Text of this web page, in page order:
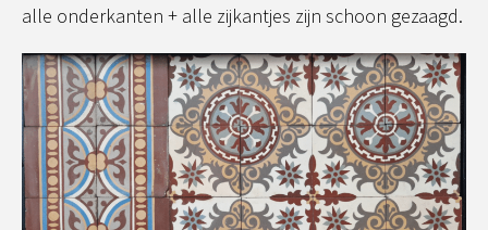
alle onderkanten + alle zijkantjes zijn schoon gezaagd.